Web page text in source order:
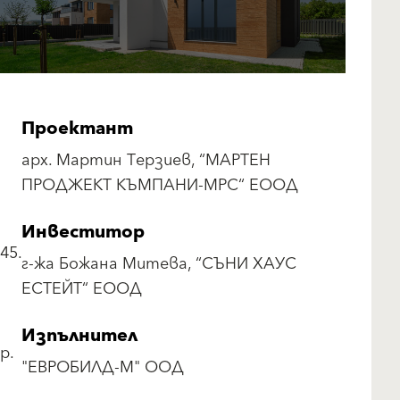
Проектант
арх. Мартин Терзиев, “МАРТЕН
ПРОДЖЕКТ КЪМПАНИ-МРС“ ЕООД
Инвеститор
г-жа Божана Митева, “СЪНИ ХАУС
ЕСТЕЙТ“ ЕООД
Изпълнител
"ЕВРОБИЛД-М" ООД